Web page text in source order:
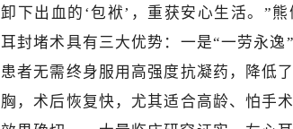
卸下出血的‘包袱’，重获安心生活。”
耳封堵术具有三大优势：一是“一劳永
患者无需终身服用高强度抗凝药，降
胸，术后恢复快，尤其适合高龄、怕手